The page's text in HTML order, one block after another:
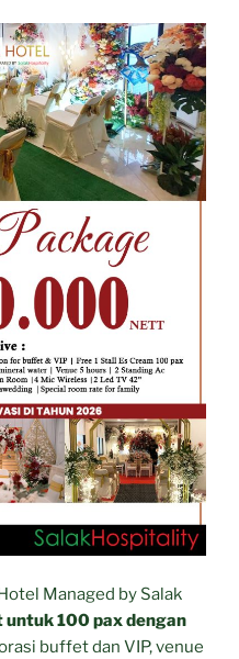
Managed by Salak
100 pax dengan
buffet dan VIP, venue